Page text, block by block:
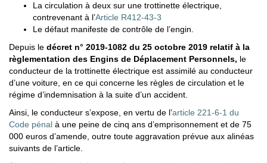
La circulation à deux sur une trottinette électrique,
contrevenant à l’Article R412-43-3
Le défaut manifeste de contrôle de l’engin.
Depuis le décret n° 2019-1082 du 25 octobre 2019 relatif à la
règlementation des Engins de Déplacement Personnels, le
conducteur de la trottinette électrique est assimilé au conducteur
d’une voiture, en ce qui concerne les règles de circulation et le
régime d’indemnisation à la suite d’un accident.
Ainsi, le conducteur s’expose, en vertu de l’article 221-6-1 du
Code pénal à une peine de cinq ans d’emprisonnement et de 75
000 euros d’amende, outre toute aggravation prévue aux alinéas
suivants de l’article.